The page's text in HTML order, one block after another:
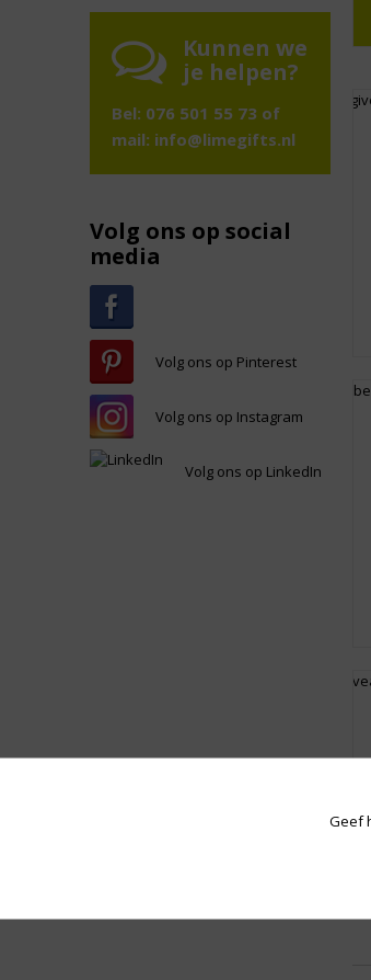
Kunnen we
je helpen?
Bel: 076 501 55 73 of
mail: info@limegifts.nl
Volg ons op social
media
Volg ons op Pinterest
Volg ons op Instagram
Volg ons op LinkedIn
Geef